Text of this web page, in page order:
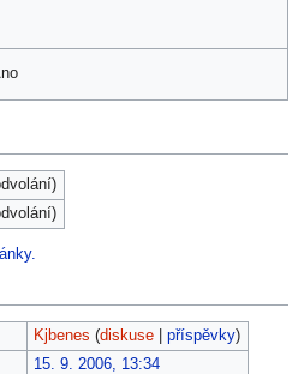
Kjbenes (diskuse| příspěvky)
15. 9. 2006, 13:34